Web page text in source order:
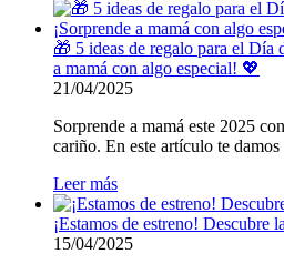
🎁 5 ideas de regalo para el Día
a mamá con algo especial! 💖
21/04/2025
Sorprende a mamá este 2025
cariño. En este artículo te
Leer más
¡Estamos de estreno! Descubre
15/04/2025